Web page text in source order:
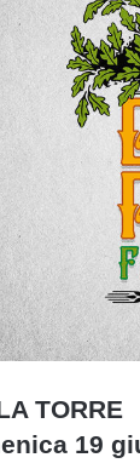
TORRE
19